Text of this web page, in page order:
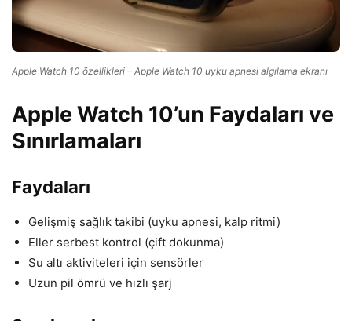
Apple Watch 10 özellikleri – Apple Watch 10 uyku apnesi algılama ekranı
Apple Watch 10’un Faydaları ve
Sınırlamaları
Faydaları
Gelişmiş sağlık takibi (uyku apnesi, kalp ritmi)
Eller serbest kontrol (çift dokunma)
Su altı aktiviteleri için sensörler
Uzun pil ömrü ve hızlı şarj